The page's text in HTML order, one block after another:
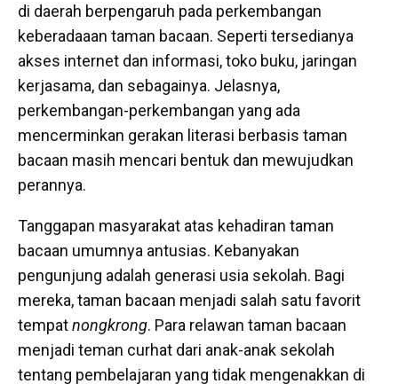
di daerah berpengaruh pada perkembangan
keberadaaan taman bacaan. Seperti tersedianya
akses internet dan informasi, toko buku, jaringan
kerjasama, dan sebagainya. Jelasnya,
perkembangan-perkembangan yang ada
mencerminkan gerakan literasi berbasis taman
bacaan masih mencari bentuk dan mewujudkan
perannya.
Tanggapan masyarakat atas kehadiran taman
bacaan umumnya antusias. Kebanyakan
pengunjung adalah generasi usia sekolah. Bagi
mereka, taman bacaan menjadi salah satu favorit
tempatnongkrong. Para relawan taman bacaan
menjadi teman curhat dari anak-anak sekolah
tentang pembelajaran yang tidak mengenakkan di